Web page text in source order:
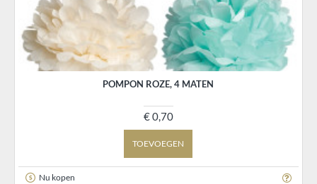
POMPON ROZE, 4 MATEN
€ 0,70
TOEVOEGEN
Nu kopen